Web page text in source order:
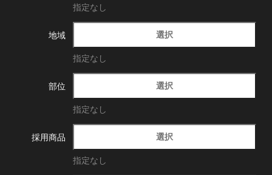
指定なし
地域 選択
指定なし
部位 選択
指定なし
採用商品 選択
指定なし